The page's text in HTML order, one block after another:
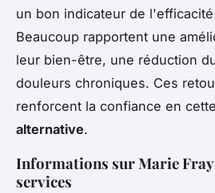
un bon indicateur de
Beaucoup rapportent une
leur bien-être, une réduction
douleurs chroniques. Ces
renforcent la confiance en cette
alternative.
Informations sur Marie
services